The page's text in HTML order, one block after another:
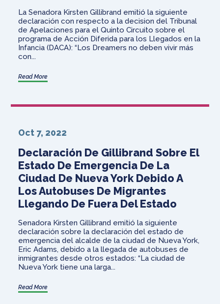
La Senadora Kirsten Gillibrand emitió la siguiente
declaración con respecto a la decision del Tribunal
de Apelaciones para el Quinto Circuito sobre el
programa de Acción Diferida para los Llegados en la
Infancia (DACA): “Los Dreamers no deben vivir más
con...
Read More
Declaración De Gillibrand Sobre El
Estado De Emergencia De La
Ciudad De Nueva York Debido A
Los Autobuses De Migrantes
Llegando De Fuera Del Estado
Oct 7, 2022
Senadora Kirsten Gillibrand emitió la siguiente
declaración sobre la declaración del estado de
emergencia del alcalde de la ciudad de Nueva York,
Eric Adams, debido a la llegada de autobuses de
inmigrantes desde otros estados: “La ciudad de
Nueva York tiene una larga...
Read More